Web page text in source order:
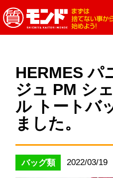
HERMES パ
ジュ PM シ
ル トートバ
ました。
バッグ類 2022/03/19